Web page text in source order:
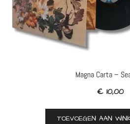
Magna Carta –
€ 10,00
TOEVOEGEN AAN